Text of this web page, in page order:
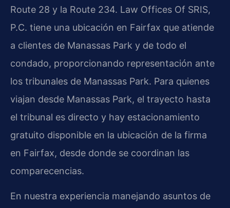
Route 28 y la Route 234. Law Offices Of SRIS,
P.C. tiene una ubicación en Fairfax que atiende
a clientes de Manassas Park y de todo el
condado, proporcionando representación ante
los tribunales de Manassas Park. Para quienes
viajan desde Manassas Park, el trayecto hasta
el tribunal es directo y hay estacionamiento
gratuito disponible en la ubicación de la firma
en Fairfax, desde donde se coordinan las
comparecencias.
En nuestra experiencia manejando asuntos de